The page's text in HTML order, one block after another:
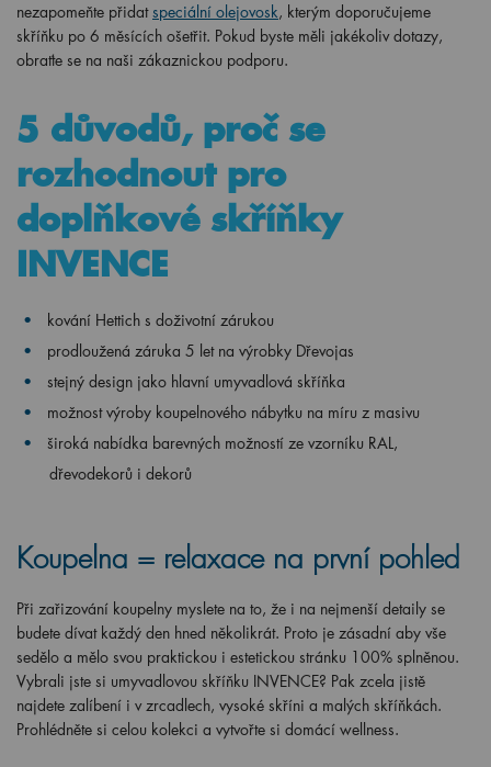
nezapomeňte přidatspeciální olejovosk, kterým doporučujeme
skříňku po 6 měsících ošetřit. Pokud byste měli jakékoliv dotazy,
obraťte se na naši zákaznickou podporu.
5 důvodů, proč se
rozhodnout pro
doplňkové skříňky
INVENCE
kování Hettich s doživotní zárukou
prodloužená záruka 5 let na výrobky Dřevojas
stejný design jako hlavní umyvadlová skříňka
možnost výroby koupelnového nábytku na míru z masivu
široká nabídka barevných možností ze vzorníku RAL,
dřevodekorů i dekorů
Koupelna = relaxace na první pohled
Při zařizování koupelny myslete na to, že i na nejmenší detaily se
budete dívat každý den hned několikrát. Proto je zásadní aby vše
sedělo a mělo svou praktickou i estetickou stránku 100% splněnou.
Vybrali jste si umyvadlovou skříňku INVENCE? Pak zcela jistě
najdete zalíbení i v zrcadlech, vysoké skříni a malých skříňkách.
Prohlédněte si celou kolekci a vytvořte si domácí wellness.